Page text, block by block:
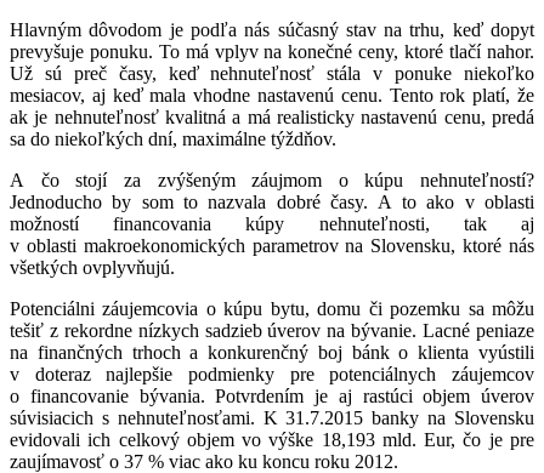
Hlavným dôvodom je podľa nás súčasný stav na trhu, keď dopyt
prevyšuje ponuku. To má vplyv na konečné ceny, ktoré tlačí nahor.
Už sú preč časy, keď nehnuteľnosť stála v ponuke niekoľko
mesiacov, aj keď mala vhodne nastavenú cenu. Tento rok platí, že
ak je nehnuteľnosť kvalitná a má realisticky nastavenú cenu, predá
sa do niekoľkých dní, maximálne týždňov.
A čo stojí za zvýšeným záujmom o kúpu nehnuteľností?
Jednoducho by som to nazvala dobré časy. A to ako v oblasti
možností financovania kúpy nehnuteľnosti, tak aj
v oblasti makroekonomických parametrov na Slovensku, ktoré nás
všetkých ovplyvňujú.
Potenciálni záujemcovia o kúpu bytu, domu či pozemku sa môžu
tešiť z rekordne nízkych sadzieb úverov na bývanie. Lacné peniaze
na finančných trhoch a konkurenčný boj bánk o klienta vyústili
v doteraz najlepšie podmienky pre potenciálnych záujemcov
o financovanie bývania. Potvrdením je aj rastúci objem úverov
súvisiacich s nehnuteľnosťami. K 31.7.2015 banky na Slovensku
evidovali ich celkový objem vo výške 18,193 mld. Eur, čo je pre
zaujímavosť o 37 % viac ako ku koncu roku 2012.